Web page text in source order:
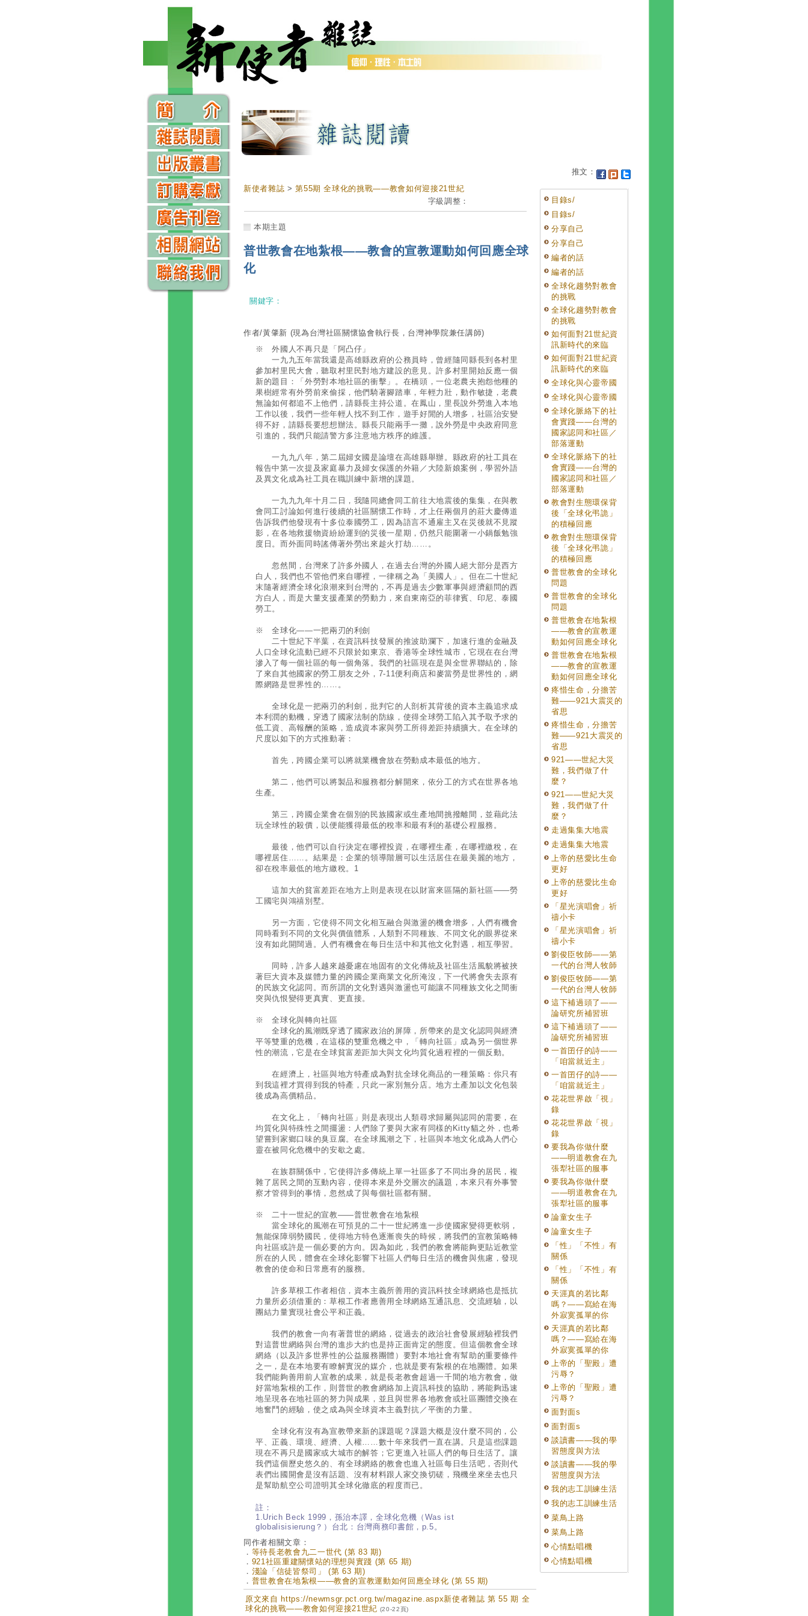
推文：
新使者雜誌 >第55期 全球化的挑戰——教會如何迎接21世紀
字級調整：
本期主題
普世教會在地紮根——教會的宣教運動如何回應全球
化
關鍵字：
作者/黃肇新 (現為台灣社區關懷協會執行長，台灣神學院兼任講師)
※ 外國人不再只是「阿凸仔」
一九九五年當我還是高雄縣政府的公務員時，曾經隨同縣長到各村里
參加村里民大會，聽取村里民對地方建設的意見。許多村里開始反應一個
新的題目：「外勞對本地社區的衝擊」。在橋頭，一位老農夫抱怨他種的
果樹經常有外勞前來偷採，他們騎著腳踏車，年輕力壯，動作敏捷，老農
無論如何都追不上他們，請縣長主持公道。在鳳山，里長說外勞進入本地
工作以後，我們一些年輕人找不到工作，遊手好閒的人增多，社區治安變
得不好，請縣長要想想辦法。縣長只能兩手一攤，說外勞是中央政府同意
引進的，我們只能請警方多注意地方秩序的維護。
一九九八年，第二屆婦女國是論壇在高雄縣舉辦。縣政府的社工員在
報告中第一次提及家庭暴力及婦女保護的外籍／大陸新娘案例，學習外語
及異文化成為社工員在職訓練中新增的課題。
一九九九年十月二日，我隨同總會同工前往大地震後的集集，在與教
會同工討論如何進行後續的社區關懷工作時，才上任兩個月的莊大慶傳道
告訴我們他發現有十多位泰國勞工，因為語言不通雇主又在災後就不見蹤
影，在各地救援物資紛紛運到的災後一星期，仍然只能圍著一小鍋飯勉強
度日。而外面同時謠傳著外勞出來趁火打劫……。
忽然間，台灣來了許多外國人，在過去台灣的外國人絕大部分是西方
白人，我們也不管他們來自哪裡，一律稱之為「美國人」。但在二十世紀
末隨著經濟全球化浪潮來到台灣的，不再是過去少數軍事與經濟顧問的西
方白人，而是大量支援產業的勞動力，來自東南亞的菲律賓、印尼、泰國
勞工。
※ 全球化——一把兩刃的利劍
二十世紀下半葉，在資訊科技發展的推波助瀾下，加速行進的金融及
人口全球化流動已經不只限於如東京、香港等全球性城市，它現在在台灣
滲入了每一個社區的每一個角落。我們的社區現在是與全世界聯結的，除
了來自其他國家的勞工朋友之外，7-11便利商店和麥當勞是世界性的，網
際網路是世界性的……。
全球化是一把兩刃的利劍，批判它的人剖析其背後的資本主義追求成
本利潤的動機，穿透了國家法制的防線，使得全球勞工陷入其予取予求的
低工資、高報酬的策略，造成資本家與勞工所得差距持續擴大。在全球的
尺度以如下的方式推動著：
首先，跨國企業可以將就業機會放在勞動成本最低的地方。
第二，他們可以將製品和服務都分解開來，依分工的方式在世界各地
生產。
第三，跨國企業會在個別的民族國家或生產地間挑撥離間，並藉此法
玩全球性的殺價，以便能獲得最低的稅率和最有利的基礎公程服務。
最後，他們可以自行決定在哪裡投資，在哪裡生產，在哪裡繳稅，在
哪裡居住……。結果是：企業的領導階層可以生活居住在最美麗的地方，
卻在稅率最低的地方繳稅。1
這加大的貧富差距在地方上則是表現在以財富來區隔的新社區——勞
工國宅與鴻禧別墅。
另一方面，它使得不同文化相互融合與激盪的機會增多，人們有機會
同時看到不同的文化與價值體系，人類對不同種族、不同文化的眼界從來
沒有如此開闊過。人們有機會在每日生活中和其他文化對遇，相互學習。
同時，許多人越來越憂慮在地固有的文化傳統及社區生活風貌將被挾
著巨大資本及媒體力量的跨國企業商業文化所淹沒，下一代將會失去原有
的民族文化認同。而所謂的文化對遇與激盪也可能讓不同種族文化之間衝
突與仇恨變得更真實、更直接。
※ 全球化與轉向社區
全球化的風潮既穿透了國家政治的屏障，所帶來的是文化認同與經濟
平等雙重的危機，在這樣的雙重危機之中，「轉向社區」成為另一個世界
性的潮流，它是在全球貧富差距加大與文化均質化過程裡的一個反動。
在經濟上，社區與地方特產成為對抗全球化商品的一種策略：你只有
到我這裡才買得到我的特產，只此一家別無分店。地方土產加以文化包裝
後成為高價精品。
在文化上，「轉向社區」則是表現出人類尋求歸屬與認同的需要，在
均質化與特殊性之間擺盪：人們除了要與大家有同樣的Kitty貓之外，也希
望嘗到家鄉口味的臭豆腐。在全球風潮之下，社區與本地文化成為人們心
靈在被同化危機中的安歇之處。
在族群關係中，它使得許多傳統上單一社區多了不同出身的居民，複
雜了居民之間的互動內容，使得本來是外交層次的議題，本來只有外事警
察才管得到的事情，忽然成了與每個社區都有關。
※ 二十一世紀的宣教——普世教會在地紮根
當全球化的風潮在可預見的二十一世紀將進一步使國家變得更軟弱，
無能保障弱勢國民，使得地方特色逐漸喪失的時候，將我們的宣教策略轉
向社區或許是一個必要的方向。因為如此，我們的教會將能夠更貼近教堂
所在的人民，體會在全球化影響下社區人們每日生活的機會與焦慮，發現
教會的使命和日常應有的服務。
許多草根工作者相信，資本主義所善用的資訊科技全球網絡也是抵抗
力量所必須借重的：草根工作者應善用全球網絡互通訊息、交流經驗，以
團結力量實現社會公平和正義。
我們的教會一向有著普世的網絡，從過去的政治社會發展經驗裡我們
對這普世網絡與台灣的進步大約也是持正面肯定的態度。但這個教會全球
網絡（以及許多世界性的公益服務團體）要對本地社會有幫助的重要條件
之一，是在本地要有瞭解實況的媒介，也就是要有紮根的在地團體。如果
我們能夠善用前人宣教的成果，就是長老教會超過一千間的地方教會，做
好當地紮根的工作，則普世的教會網絡加上資訊科技的協助，將能夠迅速
地呈現各在地社區的努力與成果，並且與世界各地教會或社區團體交換在
地奮鬥的經驗，使之成為與全球資本主義對抗／平衡的力量。
全球化有沒有為宣教帶來新的課題呢？課題大概是沒什麼不同的，公
平、正義、環境、經濟、人權……數十年來我們一直在講。只是這些課題
現在不再只是國家或大城市的解答；它更進入社區人們的每日生活了。讓
我們這個歷史悠久的、有全球網絡的教會也進入社區每日生活吧，否則代
表們出國開會是沒有話題、沒有材料跟人家交換切磋，飛機坐來坐去也只
是幫助航空公司證明其全球化徹底的程度而已。
註：
1.Urich Beck 1999，孫治本譯，全球化危機（Was ist
globalisisierung？）台北：台灣商務印書館，p.5。
同作者相關文章：
． 等待長老教會九二一世代 (第 83 期)
． 921社區重建關懷站的理想與實踐 (第 65 期)
． 淺論「信徒皆祭司」 (第 63 期)
． 普世教會在地紮根——教會的宣教運動如何回應全球化 (第 55 期)
原文來自 https://newmsgr.pct.org.tw/magazine.aspx新使者雜誌 第 55 期 全
球化的挑戰——教會如何迎接21世紀 (20-22頁)
目錄s/
目錄s/
分享自己
分享自己
編者的話
編者的話
全球化趨勢對教會
的挑戰
全球化趨勢對教會
的挑戰
如何面對21世紀資
訊新時代的來臨
如何面對21世紀資
訊新時代的來臨
全球化與心靈帝國
全球化與心靈帝國
全球化脈絡下的社
會實踐——台灣的
國家認同和社區／
部落運動
全球化脈絡下的社
會實踐——台灣的
國家認同和社區／
部落運動
教會對生態環保背
後「全球化弔詭」
的積極回應
教會對生態環保背
後「全球化弔詭」
的積極回應
普世教會的全球化
問題
普世教會的全球化
問題
普世教會在地紮根
——教會的宣教運
動如何回應全球化
普世教會在地紮根
——教會的宣教運
動如何回應全球化
疼惜生命，分擔苦
難——921大震災的
省思
疼惜生命，分擔苦
難——921大震災的
省思
921——世紀大災
難，我們做了什
麼？
921——世紀大災
難，我們做了什
麼？
走過集集大地震
走過集集大地震
上帝的慈愛比生命
更好
上帝的慈愛比生命
更好
「星光演唱會」祈
禱小卡
「星光演唱會」祈
禱小卡
劉俊臣牧師——第
一代的台灣人牧師
劉俊臣牧師——第
一代的台灣人牧師
這下補過頭了——
論研究所補習班
這下補過頭了——
論研究所補習班
一首囝仔的詩——
「咱當就近主」
一首囝仔的詩——
「咱當就近主」
花花世界啟「視」
錄
花花世界啟「視」
錄
要我為你做什麼
——明道教會在九
張犁社區的服事
要我為你做什麼
——明道教會在九
張犁社區的服事
論童女生子
論童女生子
「性」「不性」有
關係
「性」「不性」有
關係
天涯真的若比鄰
嗎？——寫給在海
外寂寞孤單的你
天涯真的若比鄰
嗎？——寫給在海
外寂寞孤單的你
上帝的「聖殿」遭
污辱？
上帝的「聖殿」遭
污辱？
面對面s
面對面s
談讀書——我的學
習態度與方法
談讀書——我的學
習態度與方法
我的志工訓練生活
我的志工訓練生活
菜鳥上路
菜鳥上路
心情點唱機
心情點唱機